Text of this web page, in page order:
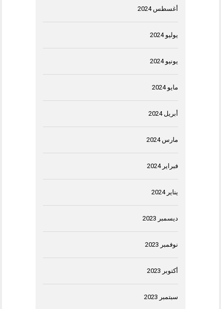
أغسطس 2024
يوليو 2024
يونيو 2024
مايو 2024
أبريل 2024
مارس 2024
فبراير 2024
يناير 2024
ديسمبر 2023
نوفمبر 2023
أكتوبر 2023
سبتمبر 2023